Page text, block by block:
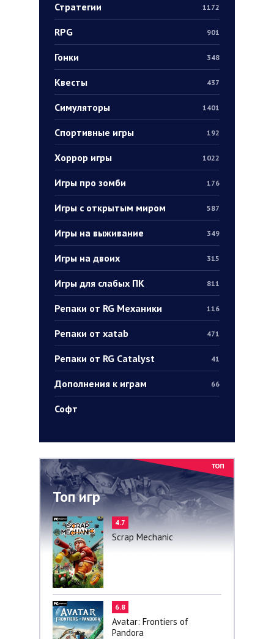
Стратегии 1172
RPG 901
Гонки 348
Квесты 437
Симуляторы 1401
Спортивные игры 192
Хоррор игры 1022
Игры про зомби 176
Игры с открытым миром 587
Игры на выживание 349
Игры на двоих 315
Игры для слабых ПК 811
Репаки от RG Механики 116
Репаки от xatab 471
Репаки от RG Catalyst 41
Дополнения к играм 66
Софт
Топ игр
4.7
Scrap Mechanic
6.8
Avatar: Frontiers of
Pandora